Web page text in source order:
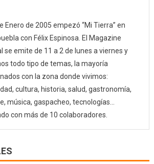
Enero de 2005 empezó “Mi Tierra” en
con Félix Espinosa. El Magazine
se emite de 11 a 2 de lunes a viernes y
todo tipo de temas, la mayoría
con la zona donde vivimos:
cultura, historia, salud, gastronomía,
música, gaspacheo, tecnologías…
con más de 10 colaboradores.